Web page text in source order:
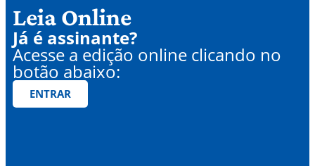
Leia Online
Já é assinante?
Acesse a edição online clicando no
botão abaixo:
ENTRAR